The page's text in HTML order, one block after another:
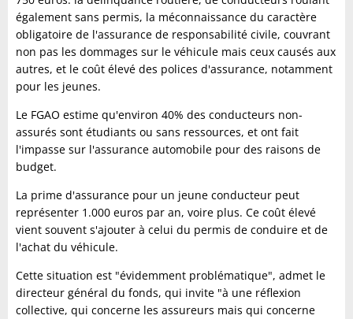
également sans permis, la méconnaissance du caractère
obligatoire de l'assurance de responsabilité civile, couvrant
non pas les dommages sur le véhicule mais ceux causés aux
autres, et le coût élevé des polices d'assurance, notamment
pour les jeunes.
Le FGAO estime qu'environ 40% des conducteurs non-
assurés sont étudiants ou sans ressources, et ont fait
l'impasse sur l'assurance automobile pour des raisons de
budget.
La prime d'assurance pour un jeune conducteur peut
représenter 1.000 euros par an, voire plus. Ce coût élevé
vient souvent s'ajouter à celui du permis de conduire et de
l'achat du véhicule.
Cette situation est "évidemment problématique", admet le
directeur général du fonds, qui invite "à une réflexion
collective, qui concerne les assureurs mais qui concerne